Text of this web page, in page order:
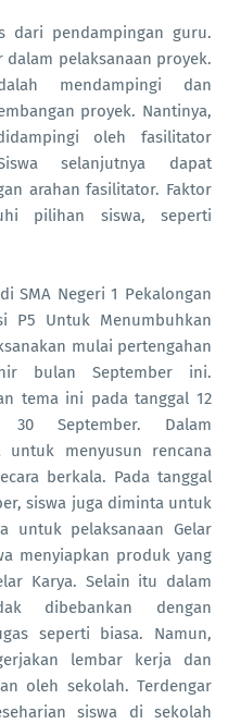
dari pendampingan guru.
pelaksanaan proyek.
mendampingi dan
proyek. Nantinya,
oleh fasilitator
selanjutnya dapat
arahan fasilitator. Faktor
pilihan siswa, seperti
SMA Negeri 1 Pekalongan
P5 Untuk Menumbuhkan
mulai pertengahan
bulan September ini.
tema ini pada tanggal 12
30 September. Dalam
untuk menyusun rencana
berkala. Pada tanggal
siswa juga diminta untuk
untuk pelaksanaan Gelar
menyiapkan produk yang
Karya. Selain itu dalam
dibebankan dengan
seperti biasa. Namun,
lembar kerja dan
oleh sekolah. Terdengar
siswa di sekolah